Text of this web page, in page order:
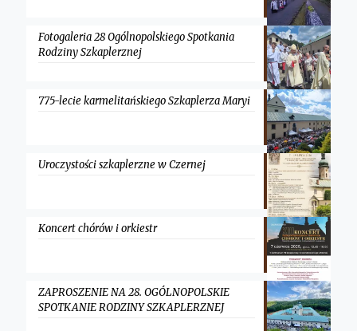
Fotogaleria 28 Ogólnopolskiego Spotkania
Rodziny Szkaplerznej
775-lecie karmelitańskiego Szkaplerza Maryi
Uroczystości szkaplerzne w Czernej
Koncert chórów i orkiestr
ZAPROSZENIE NA 28. OGÓLNOPOLSKIE
SPOTKANIE RODZINY SZKAPLERZNEJ